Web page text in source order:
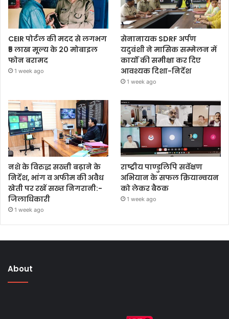
CEIR पोर्टल की मदद से लगभग
₹5 लाख मूल्य के 20 मोबाइल
फोन बरामद
1 week ago
सेनानायक SDRF अर्पण
यदुवंशी ने मासिक सम्मेलन में
कार्यों की समीक्षा कर दिए
आवश्यक दिशा-निर्देश
1 week ago
नशे के विरुद्ध सख्ती बढ़ाने के
निर्देश, भांग व अफीम की अवैध
खेती पर रखें सख्त निगरानी:-
जिलाधिकारी
1 week ago
राष्ट्रीय पाण्डुलिपि सर्वेक्षण
अभियान के सफल क्रियान्वयन
को लेकर बैठक
1 week ago
About